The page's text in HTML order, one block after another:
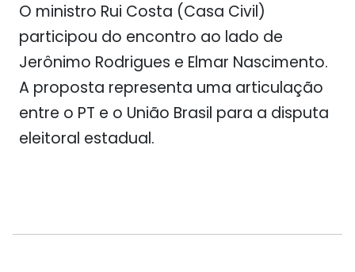
O ministro Rui Costa (Casa Civil)
participou do encontro ao lado de
Jerônimo Rodrigues e Elmar Nascimento.
A proposta representa uma articulação
entre o PT e o União Brasil para a disputa
eleitoral estadual.